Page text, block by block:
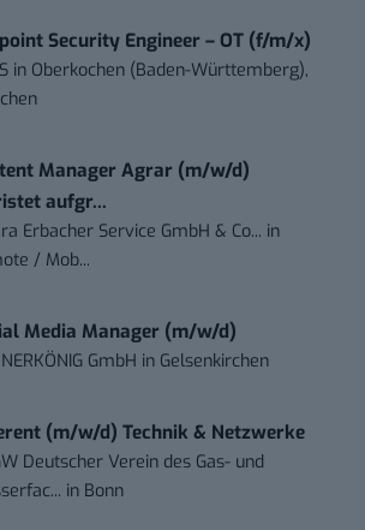
Security Engineer – OT (f/m/x)
in Oberkochen (Baden-Württemberg),
Manager Agrar (m/w/d)
aufgr...
Erbacher Service GmbH & Co... in
/ Mob...
Media Manager (m/w/d)
GmbH in Gelsenkirchen
(m/w/d) Technik & Netzwerke
Deutscher Verein des Gas- und
in Bonn